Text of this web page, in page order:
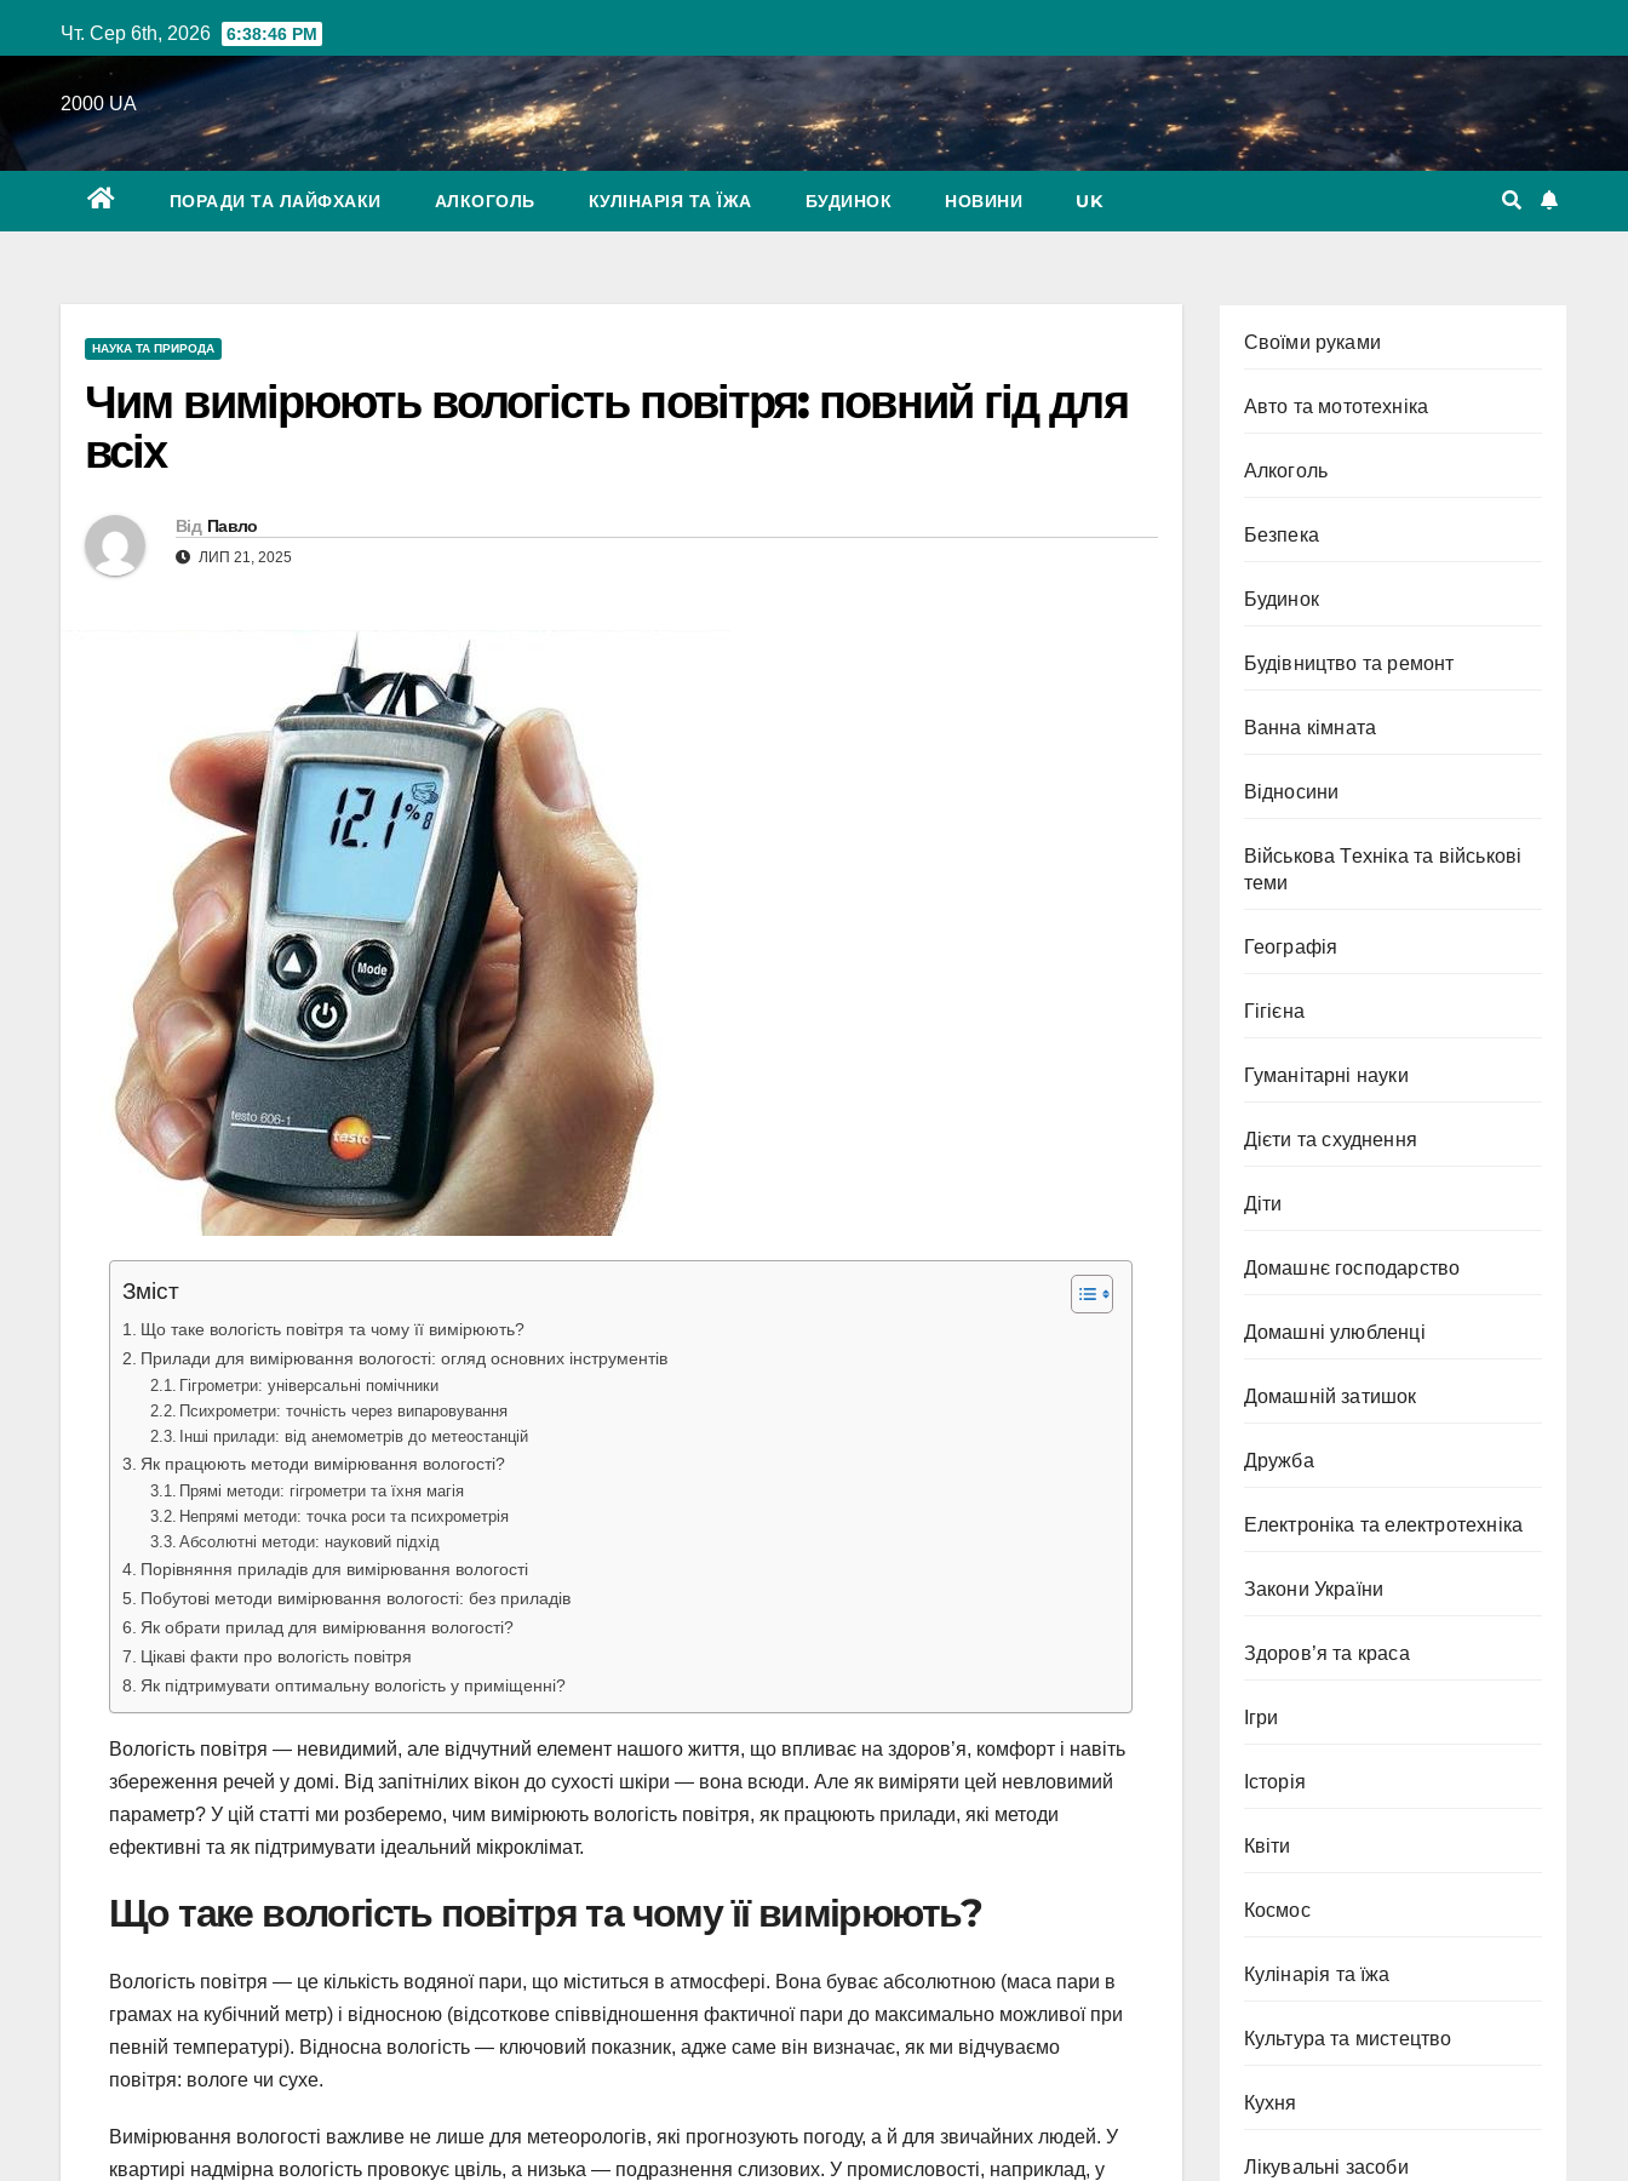
до
Чт. Сер 6th, 2026 6:38:47 PM
2000 UA
ПОРАДИ ТА ЛАЙФХАКИ АЛКОГОЛЬ КУЛІНАРІЯ ТА ЇЖА БУДИНОК НОВИНИ UK
НАУКА ТА ПРИРОДА
Чим вимірюють вологість повітря: повний гід для
всіх
Від Павло
ЛИП 21, 2025
Зміст
Що таке вологість повітря та чому її вимірюють?
Прилади для вимірювання вологості: огляд основних інструментів
Гігрометри: універсальні помічники
Психрометри: точність через випаровування
Інші прилади: від анемометрів до метеостанцій
Як працюють методи вимірювання вологості?
Прямі методи: гігрометри та їхня магія
Непрямі методи: точка роси та психрометрія
Абсолютні методи: науковий підхід
Порівняння приладів для вимірювання вологості
Побутові методи вимірювання вологості: без приладів
Як обрати прилад для вимірювання вологості?
Цікаві факти про вологість повітря
Як підтримувати оптимальну вологість у приміщенні?
Вологість повітря — невидимий, але відчутний елемент нашого життя, що впливає на здоров’я, комфорт і навіть
збереження речей у домі. Від запітнілих вікон до сухості шкіри — вона всюди. Але як виміряти цей невловимий
параметр? У цій статті ми розберемо, чим вимірюють вологість повітря, як працюють прилади, які методи
ефективні та як підтримувати ідеальний мікроклімат.
Що таке вологість повітря та чому її вимірюють?
Вологість повітря — це кількість водяної пари, що міститься в атмосфері. Вона буває абсолютною (маса пари в
грамах на кубічний метр) і відносною (відсоткове співвідношення фактичної пари до максимально можливої при
певній температурі). Відносна вологість — ключовий показник, адже саме він визначає, як ми відчуваємо
повітря: вологе чи сухе.
Вимірювання вологості важливе не лише для метеорологів, які прогнозують погоду, а й для звичайних людей. У
квартирі надмірна вологість провокує цвіль, а низька — подразнення слизових. У промисловості, наприклад, у
Cвоїми руками
Авто та мототехніка
Алкоголь
Безпека
Будинок
Будівництво та ремонт
Ванна кімната
Відносини
Військова Техніка та військові
теми
Географія
Гігієна
Гуманітарні науки
Дієти та схуднення
Діти
Домашнє господарство
Домашні улюбленці
Домашній затишок
Дружба
Електроніка та електротехніка
Закони України
Здоров’я та краса
Ігри
Історія
Квіти
Космос
Кулінарія та їжа
Культура та мистецтво
Кухня
Лікувальні засоби